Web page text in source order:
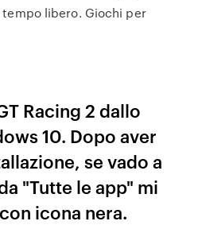
libero. Giochi per
Racing 2 dallo
10. Dopo aver
se vado a
"Tutte le app" mi
icona nera.